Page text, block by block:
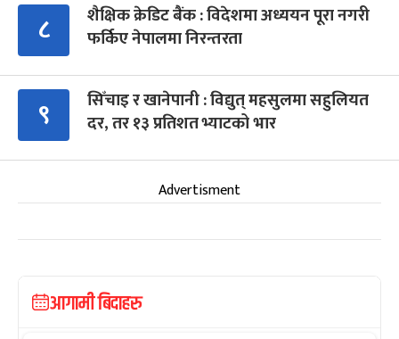
८
शैक्षिक क्रेडिट बैंक : विदेशमा अध्ययन पूरा नगरी
फर्किए नेपालमा निरन्तरता
९
सिँचाइ र खानेपानी : विद्युत् महसुलमा सहुलियत
दर, तर १३ प्रतिशत भ्याटको भार
Advertisment
आगामी बिदाहरु